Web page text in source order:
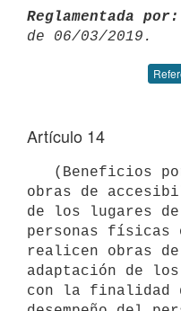
Reglamentada por:
Artículo 14
obras de
de los lugares
personas físicas
realicen obras
adaptación de
con la